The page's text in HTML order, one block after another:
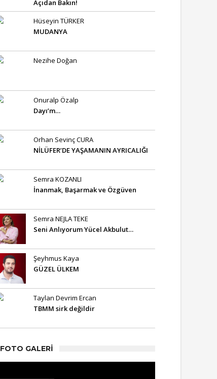
Açıdan Bakın!
Hüseyin TÜRKER
MUDANYA
Nezihe Doğan
Onuralp Özalp
Dayı’m…
Orhan Sevinç CURA
NİLÜFER’DE YAŞAMANIN AYRICALIĞI
Semra KOZANLI
İnanmak, Başarmak ve Özgüven
Semra NEJLA TEKE
Seni Anlıyorum Yücel Akbulut…
Şeyhmus Kaya
GÜZEL ÜLKEM
Taylan Devrim Ercan
TBMM sirk değildir
FOTO GALERI